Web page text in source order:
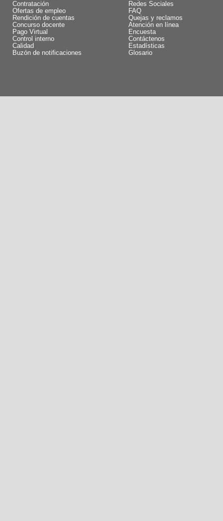
Contratación
Ofertas de empleo
Rendición de cuentas
Concurso docente
Pago Virtual
Control interno
Calidad
Buzón de notificaciones
Redes Sociales
FAQ
Quejas y reclamos
Atención en línea
Encuesta
Contáctenos
Estadísticas
Glosario